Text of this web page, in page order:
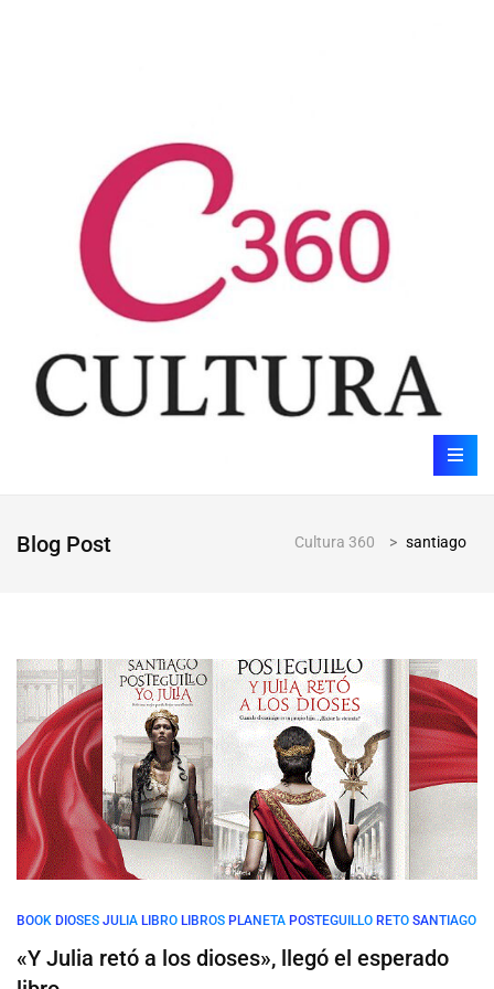
Blog Post Cultura 360 > santiago
BOOK DIOSES JULIA LIBRO LIBROS PLANETA POSTEGUILLO RETO SANTIAGO
«Y Julia retó a los dioses», llegó el esperado